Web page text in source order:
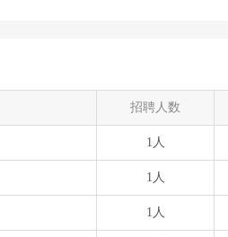
招聘人数
1人
1人
1人